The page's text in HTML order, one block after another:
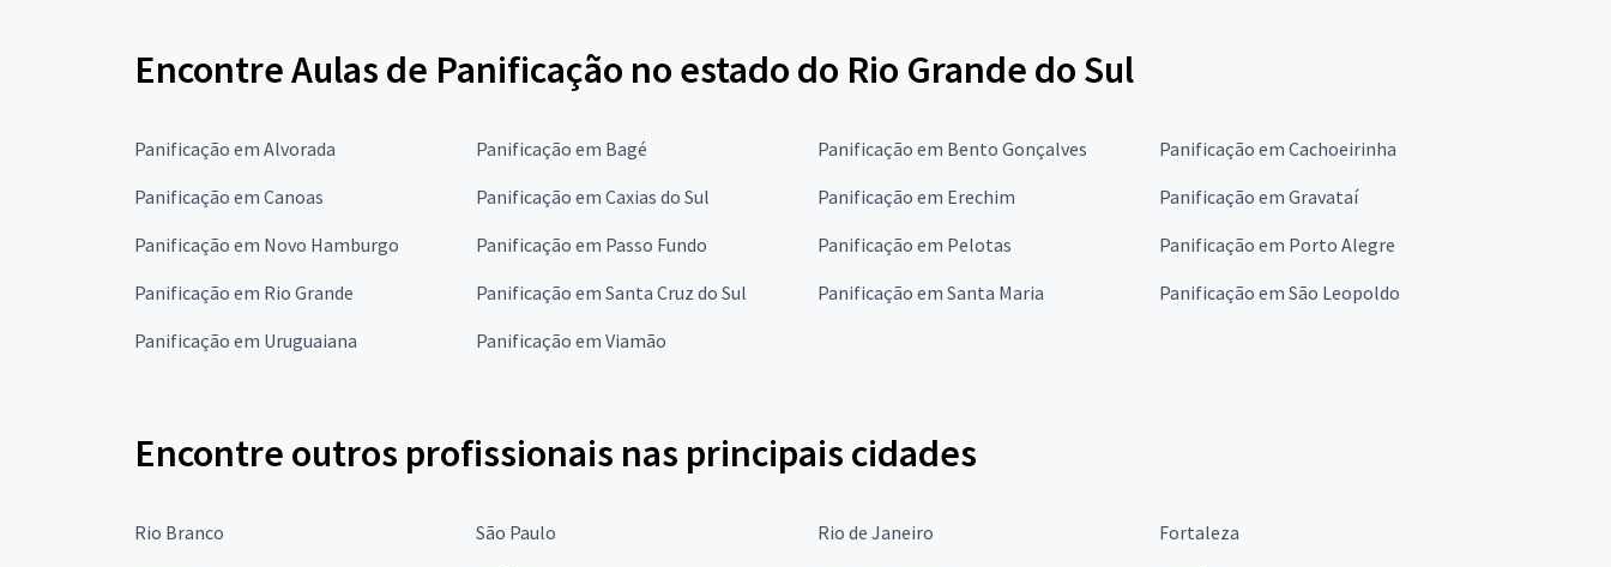
Encontre Aulas de Panificação no estado do Rio Grande do Sul
Panificação em Alvorada Panificação em Bagé Panificação em Bento Gonçalves
Panificação em Cachoeirinha
Panificação em Canoas
Panificação em Caxias do Sul Panificação em Erechim
Panificação em Gravataí
Panificação em Novo Hamburgo
Panificação em Passo Fundo Panificação em Pelotas
Panificação em Porto Alegre
Panificação em Rio Grande
Panificação em Santa Cruz do Sul Panificação em Santa Maria
Panificação em São Leopoldo
Panificação em Uruguaiana
Panificação em Viamão
Encontre outros profissionais nas principais cidades
Rio Branco São Paulo Rio de Janeiro
Fortaleza